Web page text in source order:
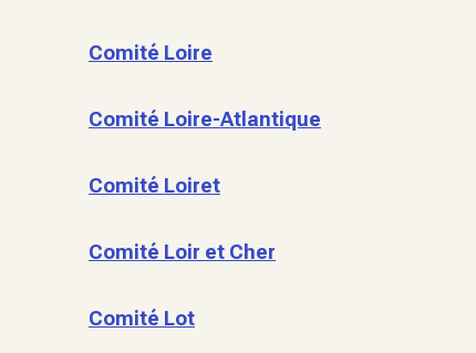
Comité Loire
Comité Loire-Atlantique
Comité Loiret
Comité Loir et Cher
Comité Lot